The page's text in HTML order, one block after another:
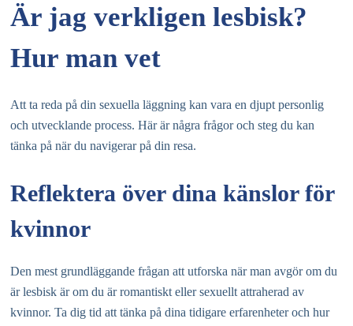
Är jag verkligen lesbisk?
Hur man vet
Att ta reda på din sexuella läggning kan vara en djupt personlig
och utvecklande process. Här är några frågor och steg du kan
tänka på när du navigerar på din resa.
Reflektera över dina känslor för
kvinnor
Den mest grundläggande frågan att utforska när man avgör om du
är lesbisk är om du är romantiskt eller sexuellt attraherad av
kvinnor. Ta dig tid att tänka på dina tidigare erfarenheter och hur